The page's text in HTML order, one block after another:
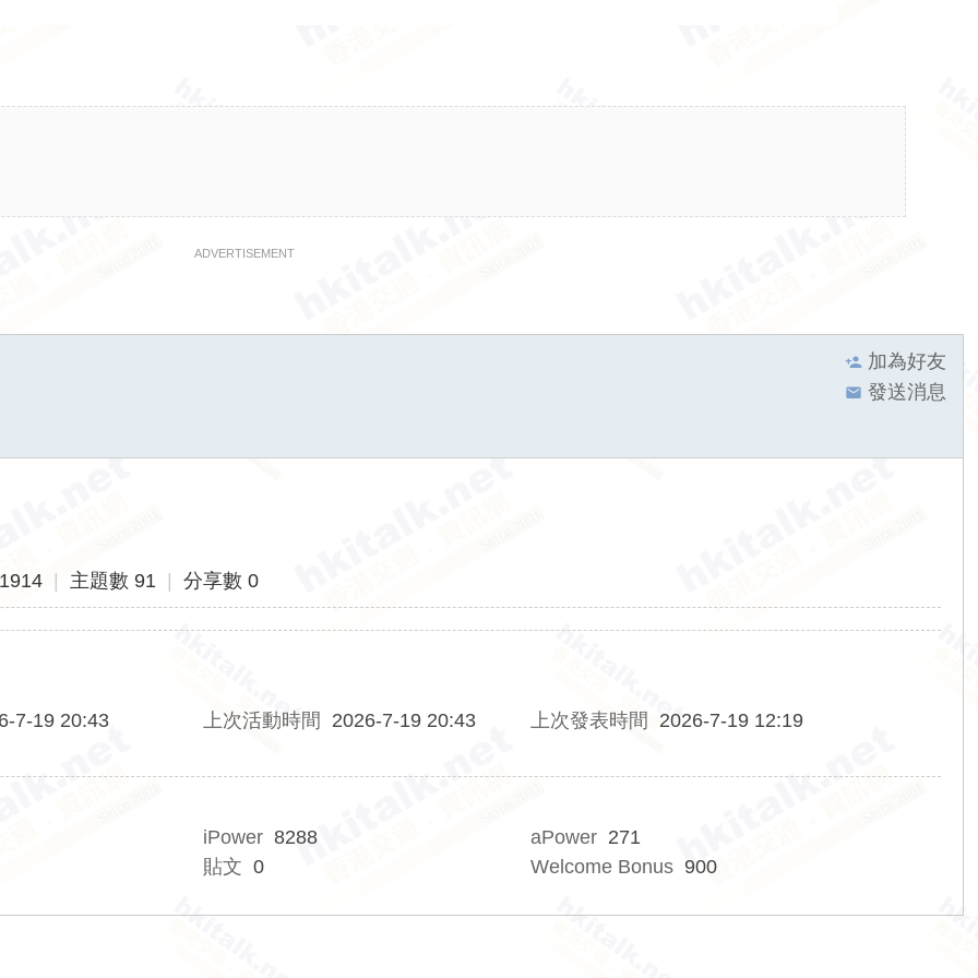
ADVERTISEMENT
加為好友
發送消息
主題數 91 分享數 0
7-19 20:43 上次活動時間 2026-7-19 20:43 上次發表時間 2026-7-19 12:19
iPower 8288 aPower 271
貼文 0 Welcome Bonus 900